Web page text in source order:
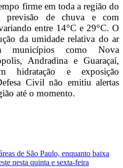
firme em toda a região do
previsão de chuva e com
entre 14°C e 29°C. O
da umidade relativa do ar
municípios como Nova
Andradina e Guaraçaí,
hidratação e exposição
Civil não emitiu alertas
até o momento.
de São Paulo, enquanto baixa
nesta quinta e sexta-feira